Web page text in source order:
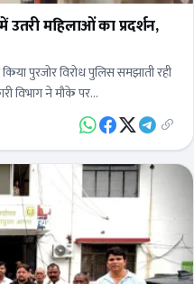
महिलाओं का प्रदर्शन,
पुरजोर विरोध पुलिस समझाती रही
विभाग ने मौके पर…